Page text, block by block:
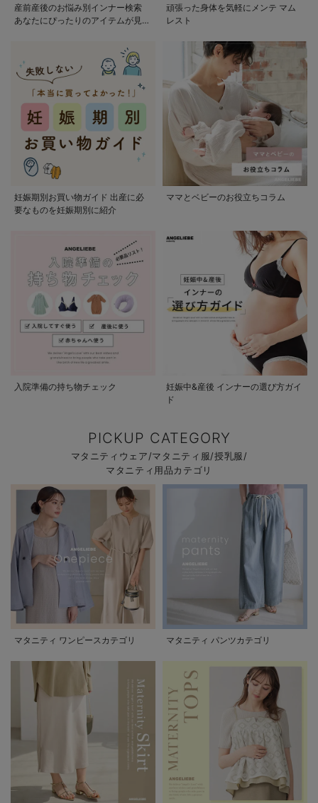
産前産後のお悩み別インナー検索
あなたにぴったりのアイテムが見つ
頑張った身体を気軽にメンテ マム
レスト
妊娠期別お買い物ガイド 出産に必
要なものを妊娠期別に紹介
ママとベビーのお役立ちコラム
入院準備の持ち物チェック
妊娠中&産後 インナーの選び方ガイ
ド
PICKUP CATEGORY
マタニティウェア/マタニティ服/授乳服/
マタニティ用品カテゴリ
マタニティ ワンピースカテゴリ マタニティ パンツカテゴリ